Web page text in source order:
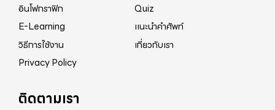
อินโฟกราฟิก
Quiz
E-Learning
แนะนำคำศัพท์
วิธีการใช้งาน
เกี่ยวกับเรา
Privacy Policy
ติดตามเรา